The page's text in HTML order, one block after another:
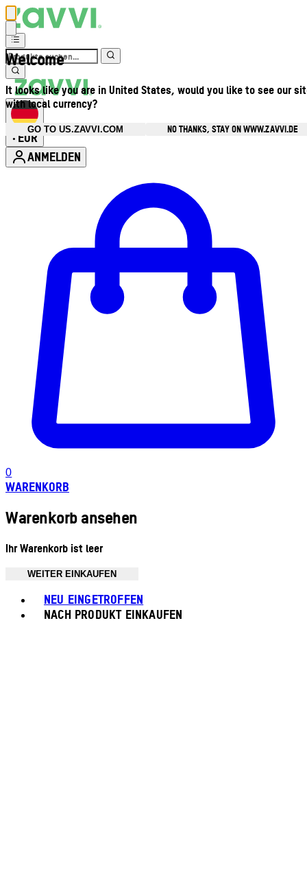
Welcome
It looks like you are in United States, would you like to see our
with local currency?
GO TO US.ZAVVI.COM
NO THANKS, STAY ON WWW.ZAVVI.DE
• EUR
ANMELDEN
0
WARENKORB
Warenkorb ansehen
Ihr Warenkorb ist leer
WEITER EINKAUFEN
NEU EINGETROFFEN
NACH PRODUKT EINKAUFEN